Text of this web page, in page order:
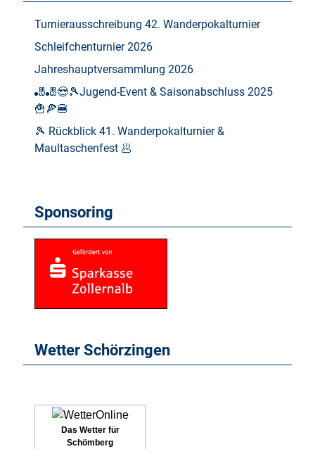
Turnierausschreibung 42. Wanderpokalturnier
Schleifchenturnier 2026
Jahreshauptversammlung 2026
🎳🎳😍🎾Jugend-Event & Saisonabschluss 2025
🍟🍕🍔
🎾 Rückblick 41. Wanderpokalturnier &
Maultaschenfest 🥟
Sponsoring
Wetter Schörzingen
Das Wetter für
Schömberg